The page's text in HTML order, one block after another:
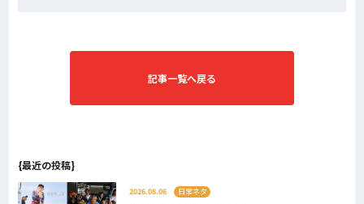
記事一覧へ戻る
{最近の投稿}
2026.08.06
日常ネタ